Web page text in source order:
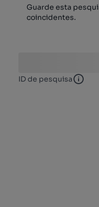
Guarde esta
coincidentes.
ID de pesquisa ID de